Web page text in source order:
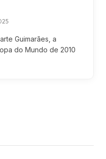
Guimarães, a
do Mundo de 2010